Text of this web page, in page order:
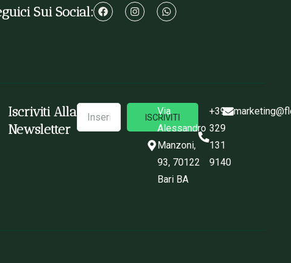
Sui Social:
Iscriviti Alla
Newsletter
ISCRIVITI
Via
Alessandro
Manzoni,
93, 70122
Bari BA
+39
329
131
9140